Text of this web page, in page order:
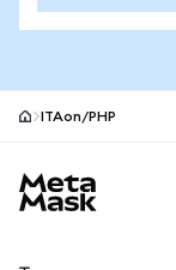
ITAon/PHP